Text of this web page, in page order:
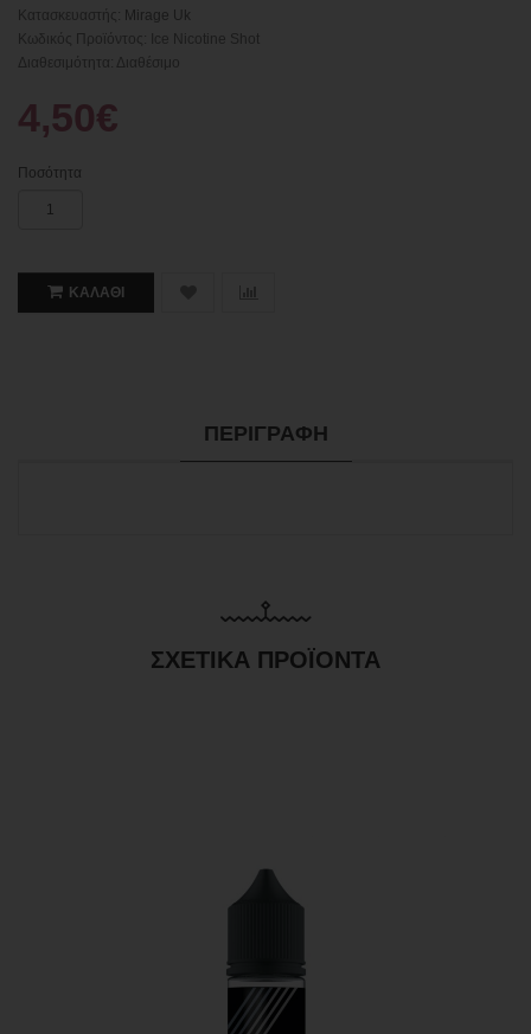
Κατασκευαστής:
Mirage Uk
Κωδικός Προϊόντος: Ice Nicotine Shot
Διαθεσιμότητα: Διαθέσιμο
4,50€
Ποσότητα
ΚΑΛΆΘΙ
ΠΕΡΙΓΡΑΦΉ
ΣΧΕΤΙΚΆ ΠΡΟΪΌΝΤΑ